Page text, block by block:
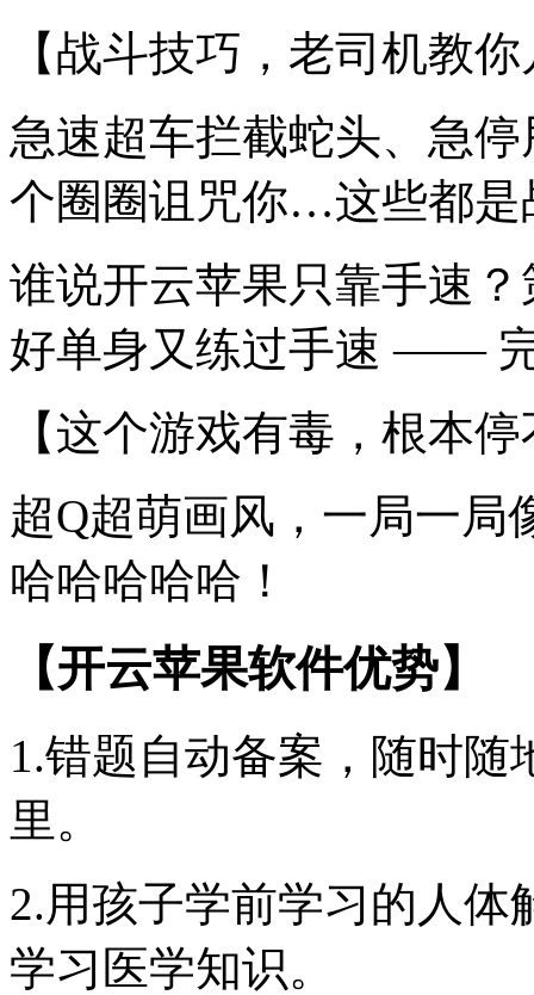
【战斗技巧，老司机教
急速超车拦截蛇头、急
个圈圈诅咒你…这些都是
谁说开云苹果只靠手速
好单身又练过手速 ——
【这个游戏有毒，根本
超Q超萌画风，一局一局
哈哈哈哈哈！
【开云苹果软件优势】
1.错题自动备案，随时
里。
2.用孩子学前学习的人体
学习医学知识。